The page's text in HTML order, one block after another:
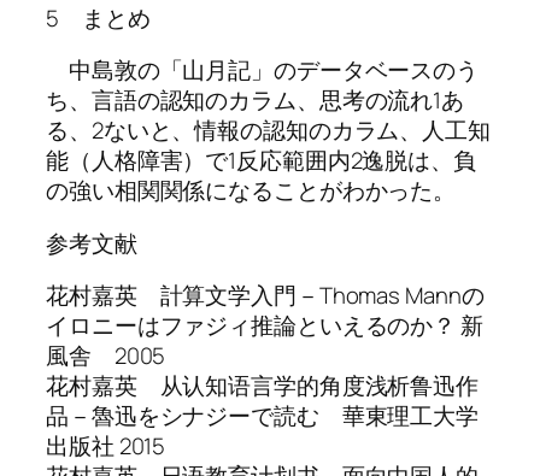
5 まとめ
中島敦の「山月記」のデータベースのう
ち、言語の認知のカラム、思考の流れ1あ
る、2ないと、情報の認知のカラム、人工知
能（人格障害）で1反応範囲内2逸脱は、負
の強い相関関係になることがわかった。
参考文献
花村嘉英 計算文学入門－Thomas Mannの
イロニーはファジィ推論といえるのか？ 新
風舎 2005
花村嘉英 从认知语言学的角度浅析鲁迅作
品－魯迅をシナジーで読む 華東理工大学
出版社 2015